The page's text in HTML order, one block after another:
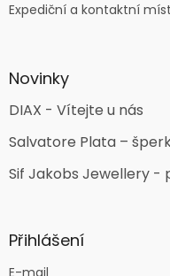
Expediční a kontaktní
Novinky
DIAX - Vítejte u nás
Salvatore Plata –
Sif Jakobs Jewellery -
Přihlášení